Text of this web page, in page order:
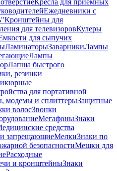
Кресла для приемных
Ежедневники с
Кронштейны для
для телевизоровКулеры
для сыпучих
ЛаминаторыЗаварникиЛампы
Лампы
Лапша быстрого
резинки
для портативной
модемы и сплиттерыЗащитные
волосЗвонки
МегафоныЗнаки
средства
запрещающиеМелкиЗнаки по
безопасностиМешки для
Расходные
и кронштейныЗнаки